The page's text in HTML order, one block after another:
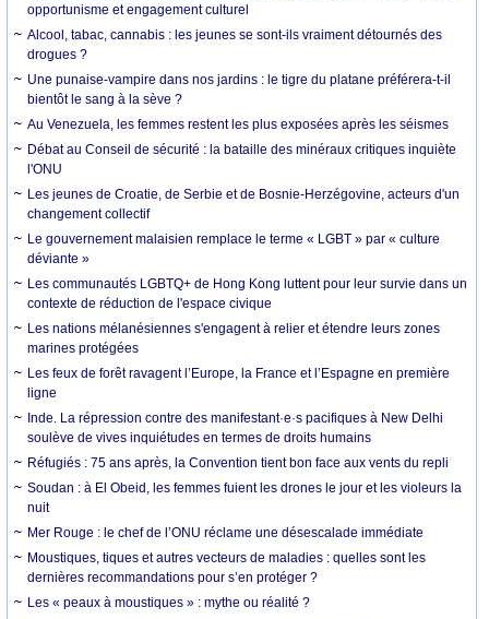
opportunisme et engagement culturel
Alcool, tabac, cannabis : les jeunes se sont-ils vraiment détournés des
drogues ?
Une punaise-vampire dans nos jardins : le tigre du platane préférera-t-il
bientôt le sang à la sève ?
Au Venezuela, les femmes restent les plus exposées après les séismes
Débat au Conseil de sécurité : la bataille des minéraux critiques inquiète
l'ONU
Les jeunes de Croatie, de Serbie et de Bosnie-Herzégovine, acteurs d'un
changement collectif
Le gouvernement malaisien remplace le terme « LGBT » par « culture
déviante »
Les communautés LGBTQ+ de Hong Kong luttent pour leur survie dans un
contexte de réduction de l'espace civique
Les nations mélanésiennes s'engagent à relier et étendre leurs zones
marines protégées
Les feux de forêt ravagent l’Europe, la France et l’Espagne en première
ligne
Inde. La répression contre des manifestant·e·s pacifiques à New Delhi
soulève de vives inquiétudes en termes de droits humains
Réfugiés : 75 ans après, la Convention tient bon face aux vents du repli
Soudan : à El Obeid, les femmes fuient les drones le jour et les violeurs la
nuit
Mer Rouge : le chef de l’ONU réclame une désescalade immédiate
Moustiques, tiques et autres vecteurs de maladies : quelles sont les
dernières recommandations pour s’en protéger ?
Les « peaux à moustiques » : mythe ou réalité ?